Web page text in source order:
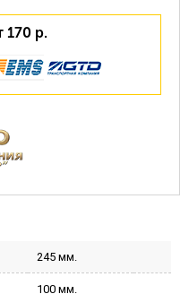
170 р.
245 мм.
100 мм.